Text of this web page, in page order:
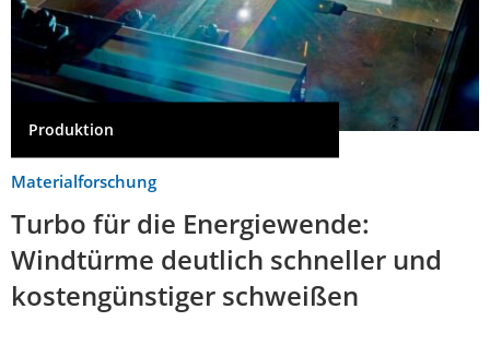
Produktion
Materialforschung
Turbo für die Energiewende:
Windtürme deutlich schneller und
kostengünstiger schweißen